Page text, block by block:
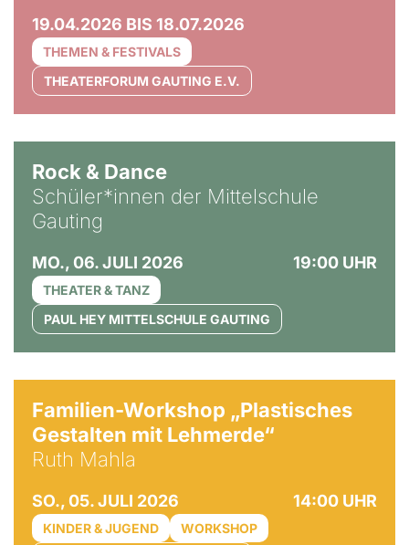
19.04.2026 BIS 18.07.2026
THEMEN & FESTIVALS
THEATERFORUM GAUTING E.V.
Rock & Dance
Schüler*innen der Mittelschule
Gauting
MO., 06. JULI 2026 19:00 UHR
THEATER & TANZ
PAUL HEY MITTELSCHULE GAUTING
Familien-Workshop „Plastisches
Gestalten mit Lehmerde“
Ruth Mahla
SO., 05. JULI 2026 14:00 UHR
KINDER & JUGEND WORKSHOP